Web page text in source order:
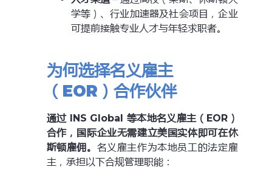
学等）、行业加速器及社会项目，企业
可提前接触专业人才与年轻求职者。
为何选择名义雇主
（EOR）合作伙伴
通过 INS Global 等本地名义雇主（EOR）
合作，国际企业无需建立美国实体即可在休
斯顿雇佣。 名义雇主作为本地员工的法定雇
主，承担以下合规管理职能：